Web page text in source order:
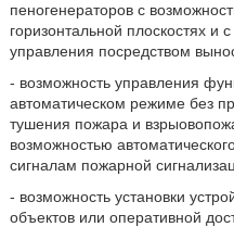
пеногенераторов с
горизонтальной плоскостях и
управления посредством
- возможность управления
автоматическом режиме без
тушения пожара и
возможностью
сигналам пожарной
- возможность установки
объектов или оперативной